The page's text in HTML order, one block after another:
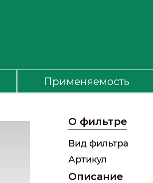
Применяемость
О фильтре
Вид фильтра
Артикул
Описание